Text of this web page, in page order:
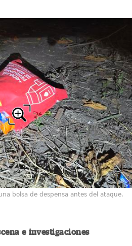
bolsa de despensa antes del ataque.
e investigaciones